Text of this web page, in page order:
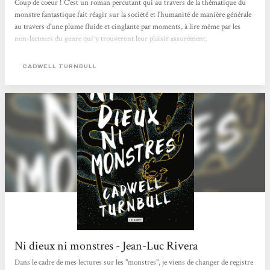
Coup de coeur ! C'est un roman percutant qui au travers de la thématique du
monstre fantastique fait réagir sur la société et l'humanité de manière générale
au travers d'une plume fluide et cinglante par moments, à lire même par les
non-lecteurs du genre qui y trouveront leur plaisir assurément.
CADWELL TURNBULL
Ni dieux ni monstres - Jean-Luc Rivera
Dans le cadre de mes lectures sur les "monstres", je viens de changer de registre